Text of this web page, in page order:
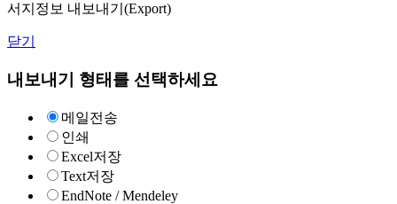
서지정보 내보내기(Export)
닫기
내보내기 형태를 선택하세요
메일전송
인쇄
Excel저장
Text저장
EndNote / Mendeley